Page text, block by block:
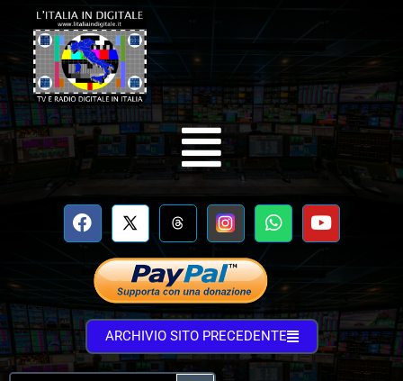
ARCHIVIO SITO PRECEDENTE